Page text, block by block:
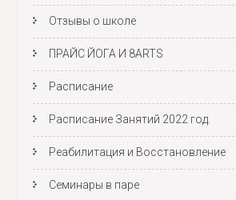
Отзывы о школе
ПРАЙС ЙОГА И 8ARTS
Расписание
Расписание Занятий 2022 год.
Реабилитация и Восстановление
Семинары в паре